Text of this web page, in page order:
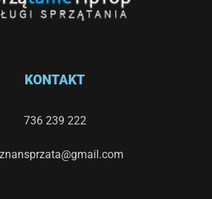
KONTAKT
736 239 222